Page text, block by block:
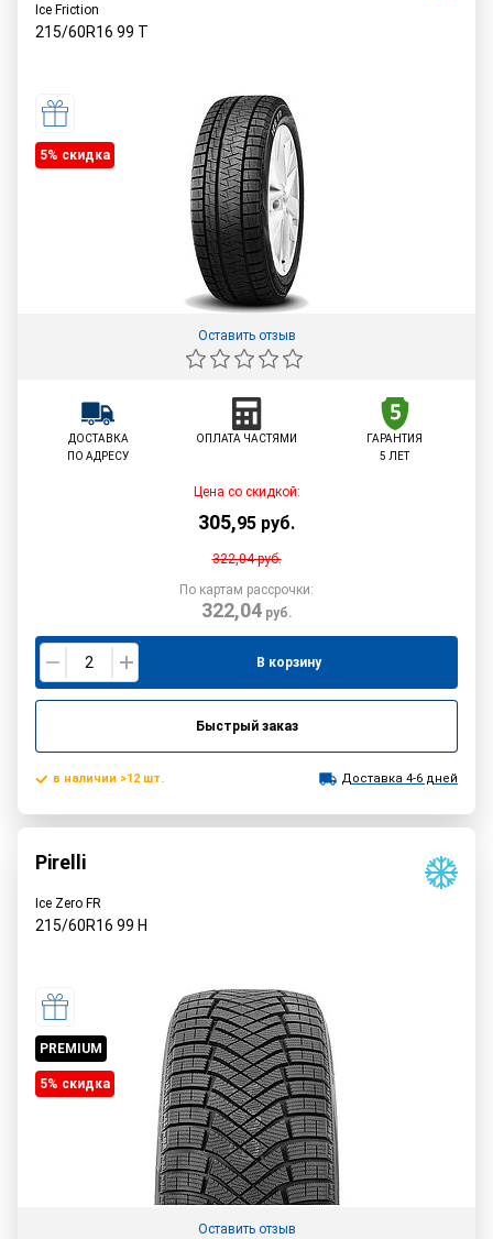
Ice Friction
215/60R16 99 T
5% cкидка
Оставить отзыв
ДОСТАВКА
ПО АДРЕСУ
ОПЛАТА ЧАСТЯМИ
ГАРАНТИЯ
5 ЛЕТ
Цена со скидкой:
305,95 руб.
322,04руб.
По картам рассрочки:
322,04руб.
В корзину
Быстрый заказ
в наличии >12 шт. Доставка 4-6 дней
Pirelli
Ice Zero FR
215/60R16 99 H
PREMIUM
5% cкидка
Оставить отзыв